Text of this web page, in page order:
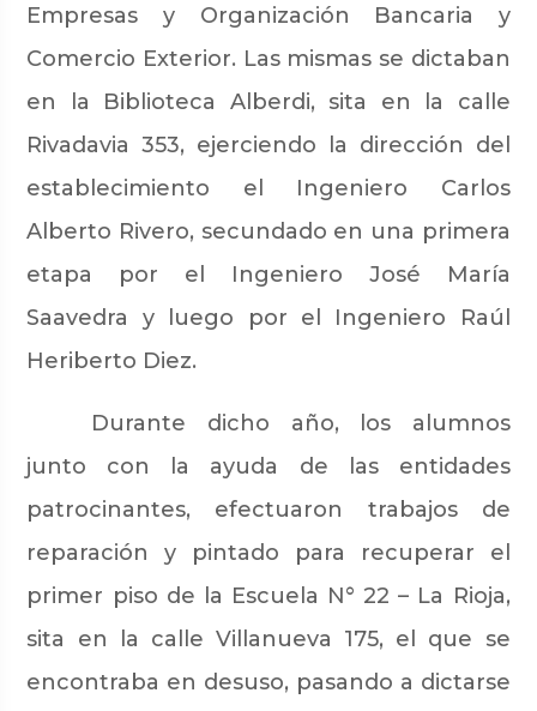
Empresas y Organización Bancaria y
Comercio Exterior. Las mismas se dictaban
en la Biblioteca Alberdi, sita en la calle
Rivadavia 353, ejerciendo la dirección del
establecimiento el Ingeniero Carlos
Alberto Rivero, secundado en una primera
etapa por el Ingeniero José María
Saavedra y luego por el Ingeniero Raúl
Heriberto Diez.
Durante dicho año, los alumnos
junto con la ayuda de las entidades
patrocinantes, efectuaron trabajos de
reparación y pintado para recuperar el
primer piso de la Escuela N° 22 – La Rioja,
sita en la calle Villanueva 175, el que se
encontraba en desuso, pasando a dictarse